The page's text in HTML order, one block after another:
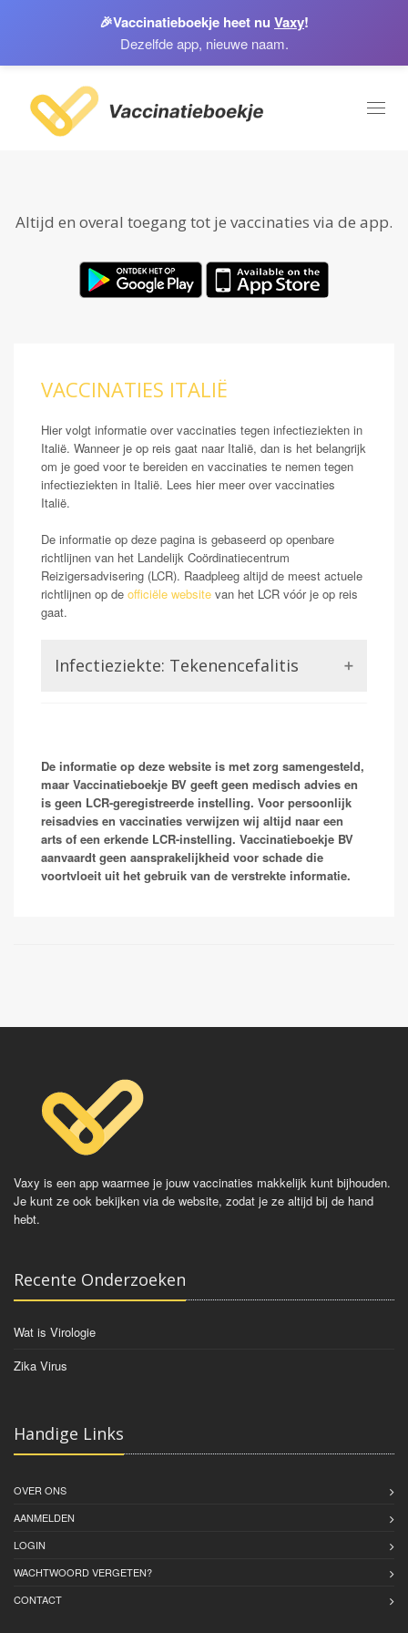
🎉Vaccinatieboekje heet nu Vaxy!
Dezelfde app, nieuwe naam.
Altijd en overal toegang tot je vaccinaties via de app.
VACCINATIES ITALIË
Hier volgt informatie over vaccinaties tegen infectieziekten in
Italië. Wanneer je op reis gaat naar Italië, dan is het belangrijk
om je goed voor te bereiden en vaccinaties te nemen tegen
infectieziekten in Italië. Lees hier meer over vaccinaties
Italië.
De informatie op deze pagina is gebaseerd op openbare
richtlijnen van het Landelijk Coördinatiecentrum
Reizigersadvisering (LCR). Raadpleeg altijd de meest actuele
richtlijnen op de officiële website van het LCR vóór je op reis
gaat.
Infectieziekte: Tekenencefalitis
veroorzaakt dat via teken wordt verspreid.Het kan
ontsteking van de hersenen veroorzaken 'encefalitis'.
Vaak wordt vaccinatie over het hoofd gezien bij reizen
naar Oostenrijk en Kroatie omdat deze landen niet
geassocieerd worden met aandoeningen waarvoor je
een prik moet halen. Echter worden de inwoners in
deze gebieden vaak wel via een
De informatie op deze website is met zorg samengesteld,
maar Vaccinatieboekje BV geeft geen medisch advies en
is geen LCR-geregistreerde instelling. Voor persoonlijk
reisadvies en vaccinaties verwijzen wij altijd naar een
arts of een erkende LCR-instelling. Vaccinatieboekje BV
aanvaardt geen aansprakelijkheid voor schade die
voortvloeit uit het gebruik van de verstrekte informatie.
Vaxy is een app waarmee je jouw vaccinaties makkelijk kunt bijhouden.
Je kunt ze ook bekijken via de website, zodat je ze altijd bij de hand
hebt.
Recente Onderzoeken
Wat is Virologie
Zika Virus
Handige Links
OVER ONS
AANMELDEN
LOGIN
WACHTWOORD VERGETEN?
CONTACT